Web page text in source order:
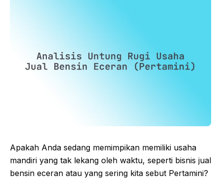
Apakah Anda sedang memimpikan memiliki usaha
mandiri yang tak lekang oleh waktu, seperti bisnis jual
bensin eceran atau yang sering kita sebut Pertamini?